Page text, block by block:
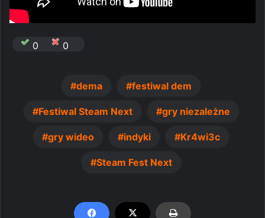
0 0
dema festiwal dem
Festiwal Steam Next gry niezależne
gry wideo indyki Kr4wi3c
Steam Fest Next